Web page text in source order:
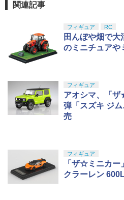
関連記事
フィギュア RC
田んぼや畑で大
のミニチュアや
フィギュア
アオシマ、「
弾「スズキ ジ
売
フィギュア
「ザ☆ミニカー
クラーレン